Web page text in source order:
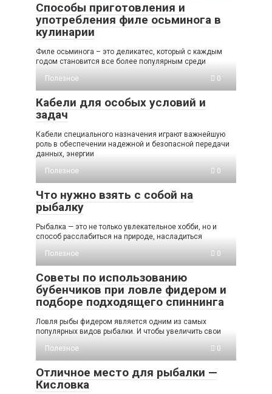
Способы приготовления и
употребления филе осьминога в
кулинарии
Филе осьминога – это деликатес, который с каждым
годом становится все более популярным среди
Полезное
0
Кабели для особых условий и
задач
Кабели специального назначения играют важнейшую
роль в обеспечении надежной и безопасной передачи
данных, энергии
Полезное
0
Что нужно взять с собой на
рыбалку
Рыбалка — это не только увлекательное хобби, но и
способ расслабиться на природе, насладиться
Полезное
0
Советы по использованию
бубенчиков при ловле фидером и
подборе подходящего спиннинга
Ловля рыбы фидером является одним из самых
популярных видов рыбалки. И чтобы увеличить свои
Полезное
0
Отличное место для рыбалки —
Кисловка